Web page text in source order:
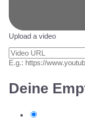
Upload a video
E.g.: https://
Deine